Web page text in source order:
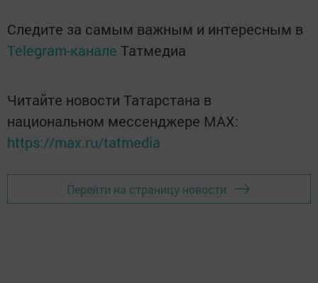
Следите за самым важным и интересным в
Telegram-канале Татмедиа
Читайте новости Татарстана в
национальном мессенджере MАХ:
https://max.ru/tatmedia
Перейти на страницу новости